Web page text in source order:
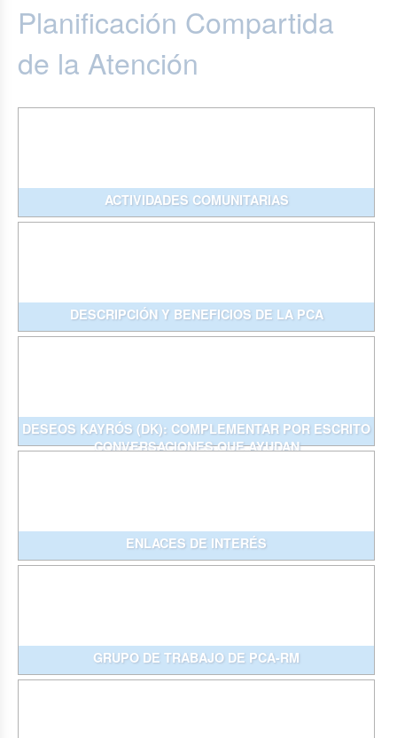
Planificación Compartida
de la Atención
ACTIVIDADES COMUNITARIAS
DESCRIPCIÓN Y BENEFICIOS DE LA PCA
DESEOS KAYRÓS (DK): COMPLEMENTAR POR ESCRITO
CONVERSACIONES QUE AYUDAN
ENLACES DE INTERÉS
GRUPO DE TRABAJO DE PCA-RM